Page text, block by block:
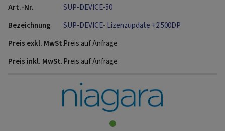
SUP-DEVICE-50
SUP-DEVICE- Lizenzupdate +2'500DP
Preis auf Anfrage
Preis auf Anfrage